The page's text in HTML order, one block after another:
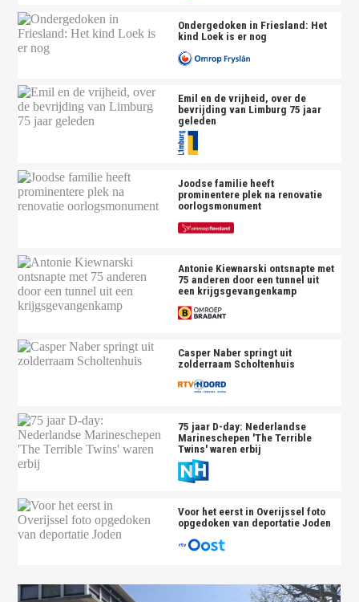
Ondergedoken in Friesland: Het
kind Loek is er nog
Emil en de vrijheid, over de
bevrijding van Limburg 75 jaar
geleden
Joodse familie heeft
prominentere plek na renovatie
oorlogsmonument
Antonie Kiewnarski ontsnapte met
75 anderen door een tunnel uit
een krijgsgevangenkamp
Casper Naber springt uit
zolderraam Scholtenhuis
75 jaar D-day: Nederlandse
Marineschepen 'The Terrible
Twins' waren erbij
Voor het eerst in Overijssel foto
opgedoken van deportatie Joden